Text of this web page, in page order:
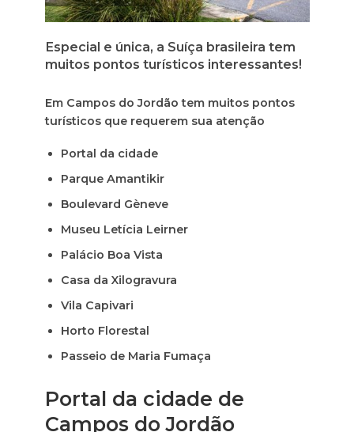
Especial e única, a Suíça brasileira tem
muitos pontos turísticos interessantes!
Em Campos do Jordão tem muitos pontos
turísticos que requerem sua atenção
Portal da cidade
Parque Amantikir
Boulevard Gèneve
Museu Letícia Leirner
Palácio Boa Vista
Casa da Xilogravura
Vila Capivari
Horto Florestal
Passeio de Maria Fumaça
Portal da cidade de
Campos do Jordão